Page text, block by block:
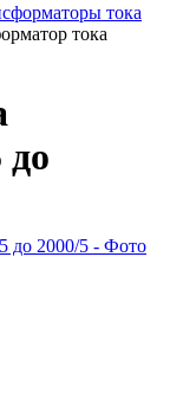
тока
тока